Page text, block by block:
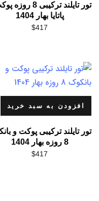
تور تایلند ترکیبی 8
پاتایا بهار 1404
$417
افزودن به سبد خرید
تور تایلند ترکیبی پوکت و
8 روزه بهار 1404
$417